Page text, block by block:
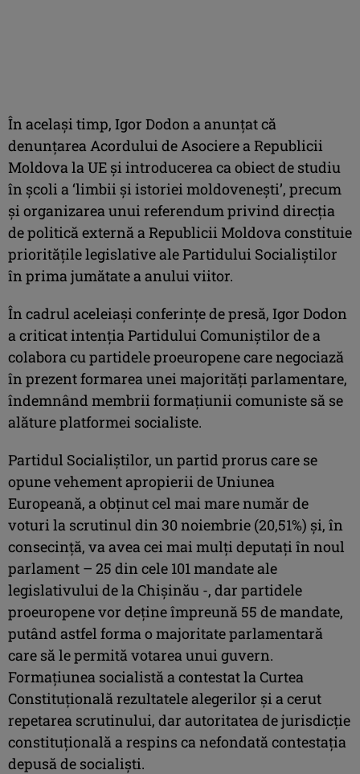
În acelaşi timp, Igor Dodon a anunţat că
denunţarea Acordului de Asociere a Republicii
Moldova la UE şi introducerea ca obiect de studiu
în şcoli a ‘limbii şi istoriei moldoveneşti’, precum
şi organizarea unui referendum privind direcţia
de politică externă a Republicii Moldova constituie
priorităţile legislative ale Partidului Socialiştilor
în prima jumătate a anului viitor.
În cadrul aceleiaşi conferinţe de presă, Igor Dodon
a criticat intenţia Partidului Comuniştilor de a
colabora cu partidele proeuropene care negociază
în prezent formarea unei majorităţi parlamentare,
îndemnând membrii formaţiunii comuniste să se
alăture platformei socialiste.
Partidul Socialiştilor, un partid prorus care se
opune vehement apropierii de Uniunea
Europeană, a obţinut cel mai mare număr de
voturi la scrutinul din 30 noiembrie (20,51%) şi, în
consecinţă, va avea cei mai mulţi deputaţi în noul
parlament – 25 din cele 101 mandate ale
legislativului de la Chişinău -, dar partidele
proeuropene vor deţine împreună 55 de mandate,
putând astfel forma o majoritate parlamentară
care să le permită votarea unui guvern.
Formaţiunea socialistă a contestat la Curtea
Constituţională rezultatele alegerilor şi a cerut
repetarea scrutinului, dar autoritatea de jurisdicţie
constituţională a respins ca nefondată contestaţia
depusă de socialişti.